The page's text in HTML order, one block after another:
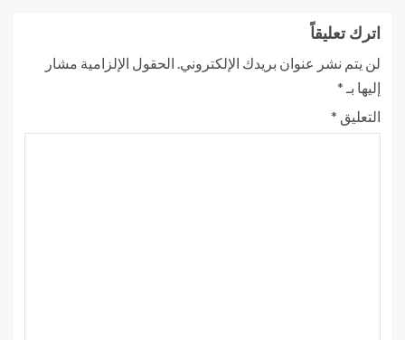
اترك تعليقاً
لن يتم نشر عنوان بريدك الإلكتروني. الحقول الإلزامية مشار
إليها بـ *
التعليق *